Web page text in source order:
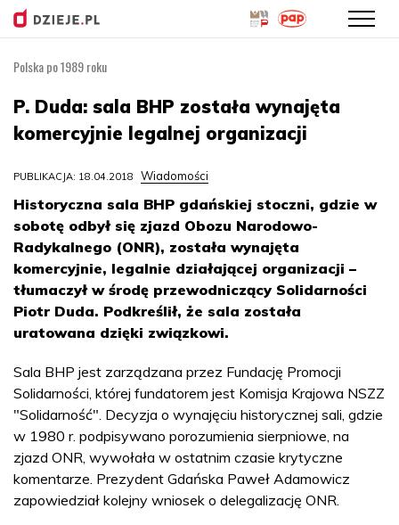
treści
Polska po 1989 roku
P. Duda: sala BHP została wynajęta
komercyjnie legalnej organizacji
PUBLIKACJA: 18.04.2018 Wiadomości
Historyczna sala BHP gdańskiej stoczni, gdzie w
sobotę odbył się zjazd Obozu Narodowo-
Radykalnego (ONR), została wynajęta
komercyjnie, legalnie działającej organizacji –
tłumaczył w środę przewodniczący Solidarności
Piotr Duda. Podkreślił, że sala została
uratowana dzięki związkowi.
Sala BHP jest zarządzana przez Fundację Promocji
Solidarności, której fundatorem jest Komisja Krajowa NSZZ
"Solidarność". Decyzja o wynajęciu historycznej sali, gdzie
w 1980 r. podpisywano porozumienia sierpniowe, na
zjazd ONR, wywołała w ostatnim czasie krytyczne
komentarze. Prezydent Gdańska Paweł Adamowicz
zapowiedział kolejny wniosek o delegalizację ONR.